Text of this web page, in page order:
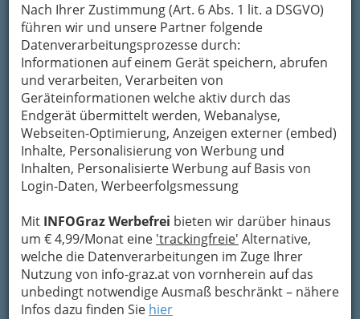
Nach Ihrer Zustimmung (Art. 6 Abs. 1 lit. a DSGVO)
führen wir und unsere Partner folgende
Datenverarbeitungsprozesse durch:
Informationen auf einem Gerät speichern, abrufen
und verarbeiten, Verarbeiten von
Geräteinformationen welche aktiv durch das
Endgerät übermittelt werden, Webanalyse,
Webseiten-Optimierung, Anzeigen externer (embed)
Inhalte, Personalisierung von Werbung und
Inhalten, Personalisierte Werbung auf Basis von
Login-Daten, Werbeerfolgsmessung
Mit INFOGraz Werbefrei bieten wir darüber hinaus
um € 4,99/Monat eine 'trackingfreie' Alternative,
welche die Datenverarbeitungen im Zuge Ihrer
Nutzung von info-graz.at von vornherein auf das
unbedingt notwendige Ausmaß beschränkt – nähere
Infos dazu finden Sie hier
Navigation
Einkaufen nach Ladenschluss
Einkaufsführer (Einzelhandel)